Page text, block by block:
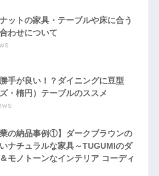
ットの家具・テーブルや床に合う
わせについて
手が良い！？ダイニングに豆型
ズ・楕円）テーブルのススメ
業の納品事例①】ダークブラウンの
ナチュラルな家具～TUGUMIのダ
モノトーンなインテリア コーディ